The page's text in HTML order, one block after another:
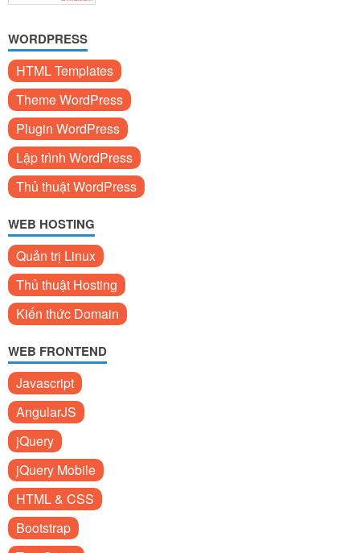
WORDPRESS
HTML Templates
Theme WordPress
Plugin WordPress
Lập trình WordPress
Thủ thuật WordPress
WEB HOSTING
Quản trị Linux
Thủ thuật Hosting
Kiến thức Domain
WEB FRONTEND
Javascript
AngularJS
jQuery
jQuery Mobile
HTML & CSS
Bootstrap